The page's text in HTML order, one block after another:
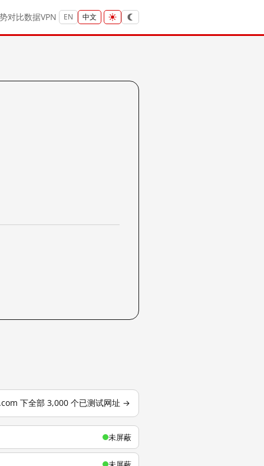
对比数据VPN EN 中文
下全部 3,000 个已测试网址 →
未屏蔽